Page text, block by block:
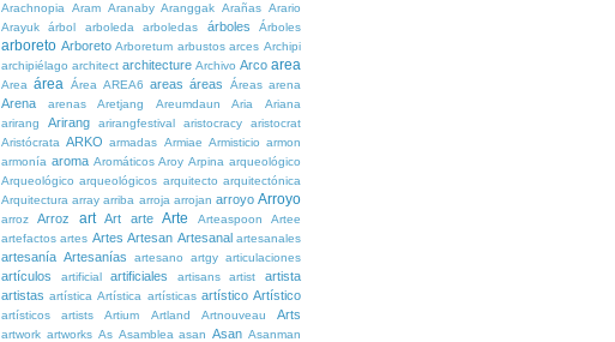
Arachnopia
Aram Aranaby Aranggak Arañas Arario
Arayuk
árbol arboleda arboledas árboles Árboles
arboreto Arboreto Arboretum arbustos arces Archipi
archipiélago architect architecture Archivo Arco area
Area área Área AREA6 areas áreas Áreas arena
Arena arenas Aretjang Areumdaun Aria
Ariana
arirang
Arirang arirangfestival aristocracy
aristocrat
Aristócrata ARKO armadas Armiae Armisticio armon
armonía aroma Aromáticos Aroy Arpina arqueológico
Arqueológico arqueológicos arquitecto arquitectónica
Arquitectura array arriba arroja arrojan arroyo Arroyo
arroz Arroz art Art arte Arte Arteaspoon
Artee
artefactos artes Artes Artesan Artesanal artesanales
artesanía Artesanías artesano artgy articulaciones
artículos artificial artificiales artisans artist
artista
artistas artística Artística artísticas artístico Artístico
artísticos artists Artium Artland Artnouveau Arts
artwork artworks As Asamblea asan Asan Asanman